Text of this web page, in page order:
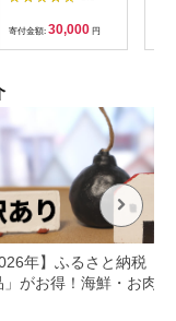
ンド牛 高級 国産 霜降
り 冷凍 ふるさと 人気
焼肉 焼肉用 BBQ バ
ーベキュー SS38
寄付金額: 30,000 円
年】ふるさと納税「
」がお得！海鮮・お肉・